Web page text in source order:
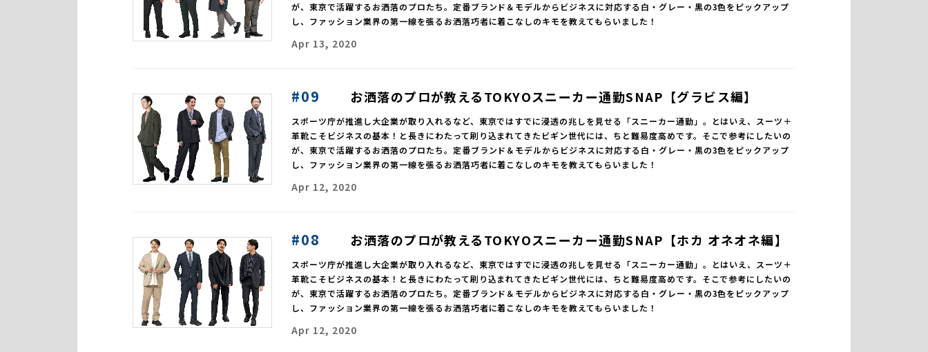
が、東京で活躍するお洒落のプロたち。定番ブランド＆モデルからビジネスに対応する白・グレー・黒の3色をピックアップ
し、ファッション業界の第一線を張るお洒落巧者に着こなしのキモを教えてもらいました！
Apr 13, 2020
#09 お洒落のプロが教えるTOKYOスニーカー通勤SNAP【グラビス編】
スポーツ庁が推進し大企業が取り入れるなど、東京ではすでに浸透の兆しを見せる「スニーカー通勤」。とはいえ、スーツ＋
革靴こそビジネスの基本！と長きにわたって刷り込まれてきたビギン世代には、ちと難易度高めです。そこで参考にしたいの
が、東京で活躍するお洒落のプロたち。定番ブランド＆モデルからビジネスに対応する白・グレー・黒の3色をピックアップ
し、ファッション業界の第一線を張るお洒落巧者に着こなしのキモを教えてもらいました！
Apr 12, 2020
#08 お洒落のプロが教えるTOKYOスニーカー通勤SNAP【ホカ オネオネ編】
スポーツ庁が推進し大企業が取り入れるなど、東京ではすでに浸透の兆しを見せる「スニーカー通勤」。とはいえ、スーツ＋
革靴こそビジネスの基本！と長きにわたって刷り込まれてきたビギン世代には、ちと難易度高めです。そこで参考にしたいの
が、東京で活躍するお洒落のプロたち。定番ブランド＆モデルからビジネスに対応する白・グレー・黒の3色をピックアップ
し、ファッション業界の第一線を張るお洒落巧者に着こなしのキモを教えてもらいました！
Apr 12, 2020